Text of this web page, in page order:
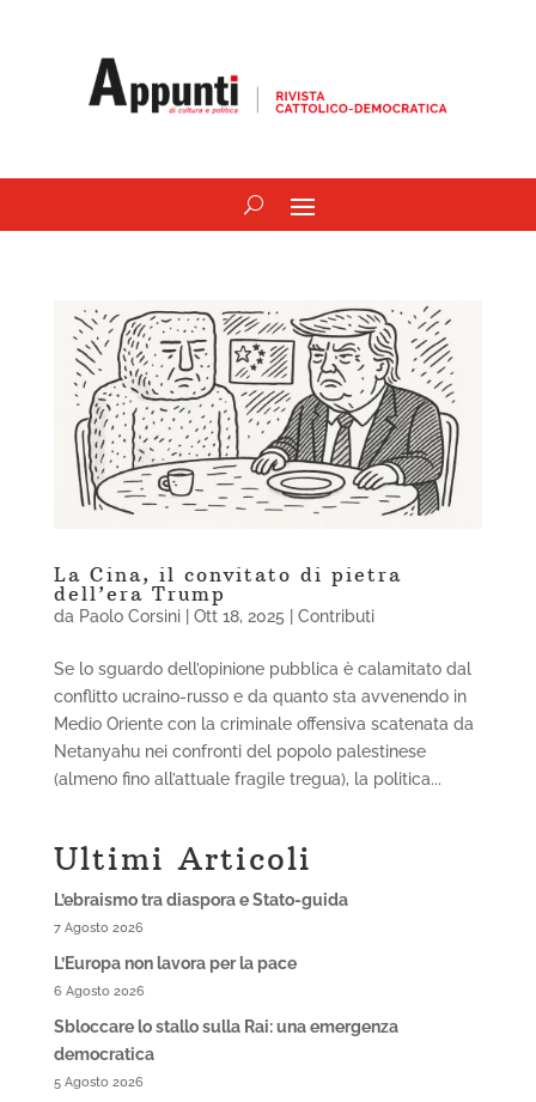
La Cina, il convitato di pietra
dell’era Trump
da Paolo Corsini| Ott 18, 2025 Contributi
Se lo sguardo dell’opinione pubblica è calamitato dal
conflitto ucraino-russo e da quanto sta avvenendo in
Medio Oriente con la criminale offensiva scatenata da
Netanyahu nei confronti del popolo palestinese
(almeno fino all’attuale fragile tregua), la politica...
Ultimi Articoli
L’ebraismo tra diaspora e Stato-guida
7 Agosto 2026
L’Europa non lavora per la pace
6 Agosto 2026
Sbloccare lo stallo sulla Rai: una emergenza
democratica
5 Agosto 2026